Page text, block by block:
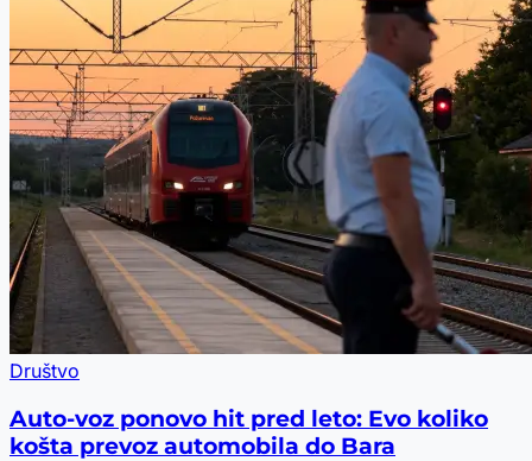
Društvo
Auto-voz ponovo hit pred leto: Evo koliko
košta prevoz automobila do Bara